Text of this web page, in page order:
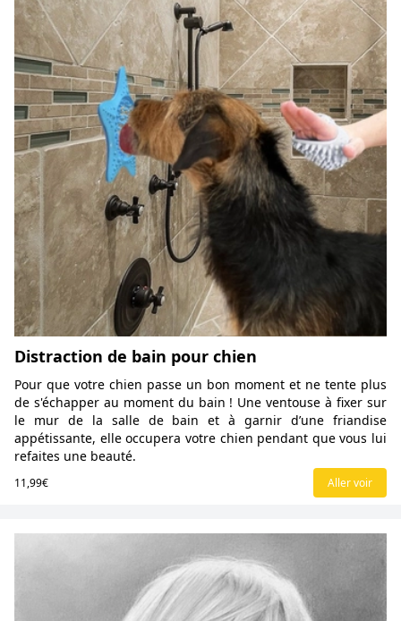
Distraction de bain pour chien
Pour que votre chien passe un bon moment et ne tente plus
de s'échapper au moment du bain ! Une ventouse à fixer sur
le mur de la salle de bain et à garnir d’une friandise
appétissante, elle occupera votre chien pendant que vous lui
refaites une beauté.
11,99€ Aller voir